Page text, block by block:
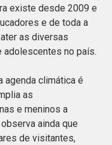
existe desde 2009 e
e de toda a
as diversas
adolescentes no país.
agenda climática é
as
e meninos a
ainda que
de visitantes,